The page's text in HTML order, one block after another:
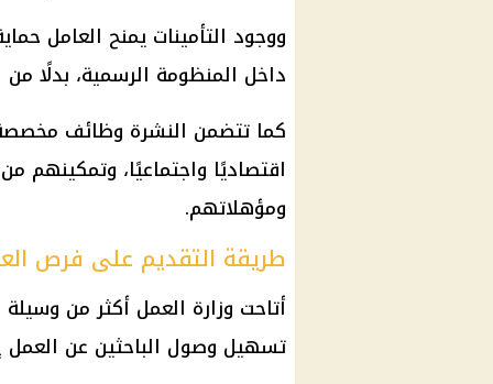
ووجود التأمينات يمنح العامل
داخل المنظومة الرسمية، بدلًا
كما تتضمن النشرة وظائف
اقتصاديًا واجتماعيًا، وتمكينهم
ومؤهلاتهم.
طريقة التقديم على فرص
أتاحت وزارة العمل أكثر من
تسهيل وصول الباحثين عن